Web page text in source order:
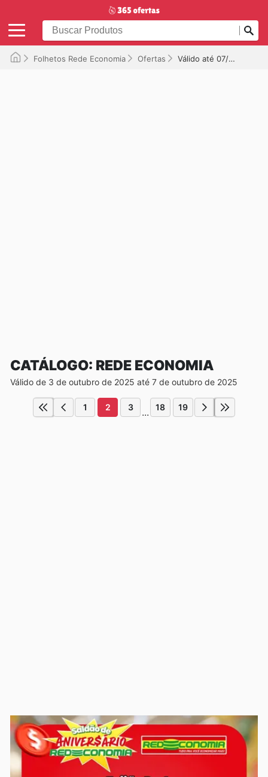
Folhetos Rede Economia Ofertas Válido até 07/10/2025
CATÁLOGO: REDE ECONOMIA
Válido de 3 de outubro de 2025 até 7 de outubro de 2025
1 2 3 ... 18 19